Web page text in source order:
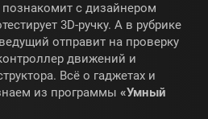
с дизайнером
3D-ручку. А в рубрике
отправит на проверку
движений и
Всё о гаджетах и
из программы «Умный